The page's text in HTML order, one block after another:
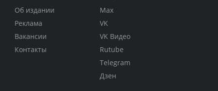
Об издании
Реклама
Вакансии
Контакты
Max
VK
VK Видео
Rutube
Telegram
Дзен